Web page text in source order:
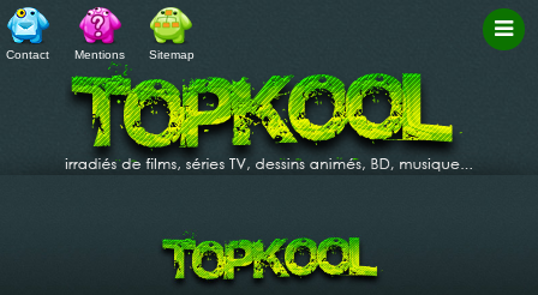
Contact Mentions Sitemap